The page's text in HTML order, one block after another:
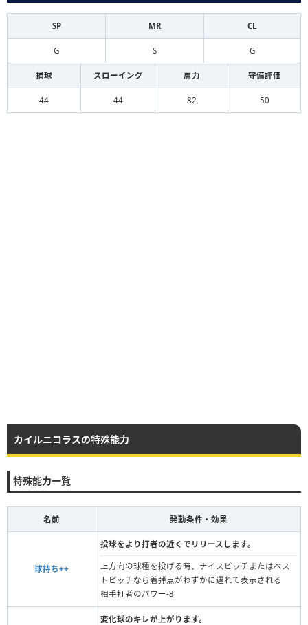
SP MR CL
G S G
捕球 スローイング 肩力 守備評価
44 44 82 50
カイルニコラスの特殊能力
特殊能力一覧
名前 発動条件・効果
球持ち++
投球をより打者の近くでリリースします。
上方向の球種を投げる時、ナイスピッチまたはベス
トピッチなら着弾点がわずかに遅れて表示される
相手打者のパワー-8
変化球のキレが上がります。